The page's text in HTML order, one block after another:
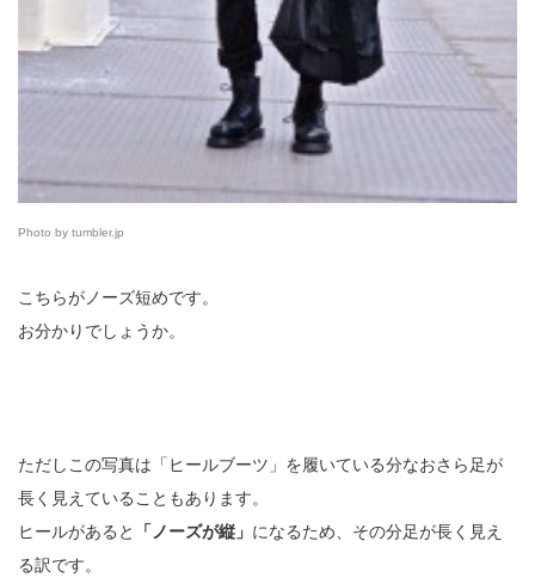
Photo by tumbler.jp
こちらがノーズ短めです。
お分かりでしょうか。
ただしこの写真は「ヒールブーツ」を履いている分なおさら足が
長く見えていることもあります。
ヒールがあると
「ノーズが縦」 になるため、その分足が長く見え
る訳です。